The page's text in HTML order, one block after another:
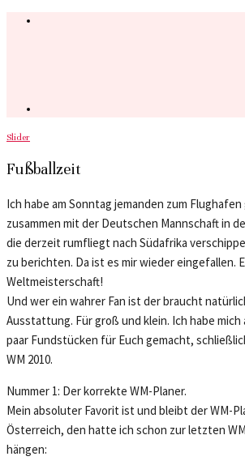
Slider
Fußballzeit
Ich habe am Sonntag jemanden zum
zusammen mit der Deutschen Mannschaft in
die derzeit rumfliegt nach Südafrika
zu berichten. Da ist es mir wieder eingefallen.
Weltmeisterschaft!
Und wer ein wahrer Fan ist der braucht
Ausstattung. Für groß und klein. Ich habe mich
paar Fundstücken für Euch gemacht,
WM 2010.
Nummer 1: Der korrekte WM-Planer.
Mein absoluter Favorit ist und bleibt der WM-
Österreich, den hatte ich schon zur letzten
hängen: